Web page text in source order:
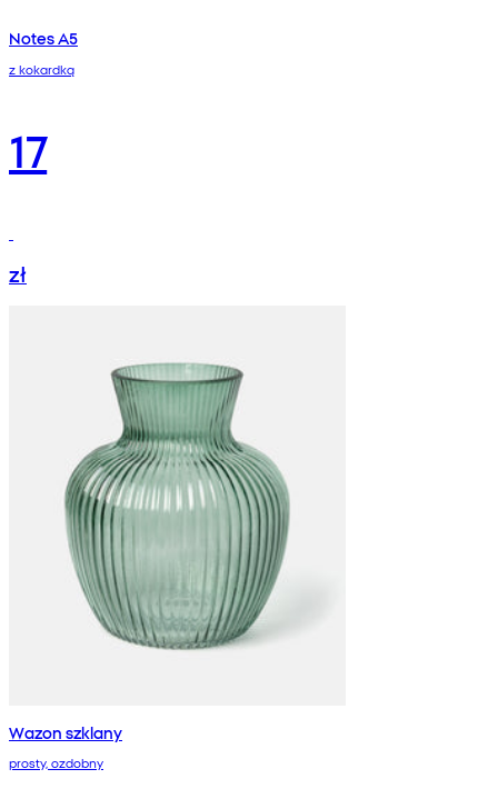
Notes A5
z kokardką
17
zł
Wazon szklany
prosty, ozdobny